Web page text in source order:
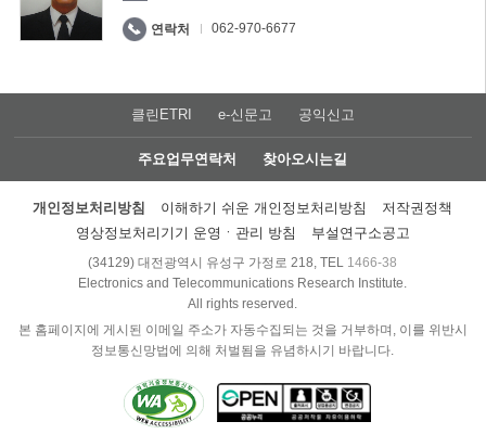
연락처 062-970-6677
클린ETRI e-신문고 공익신고
주요업무연락처 찾아오시는길
개인정보처리방침 이해하기 쉬운 개인정보처리방침
저작권정책
영상정보처리기기 운영ㆍ관리 방침
부설연구소공고
(34129) 대전광역시 유성구 가정로 218, TEL 1466-38
Electronics and Telecommunications Research Institute.
All rights reserved.
본 홈페이지에 게시된 이메일 주소가 자동수집되는 것을 거부하며, 이를 위반시
정보통신망법에 의해 처벌됨을 유념하시기 바랍니다.